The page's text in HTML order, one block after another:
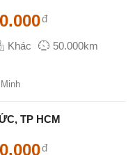
Khác
50.000km
đ
TP HCM
đ